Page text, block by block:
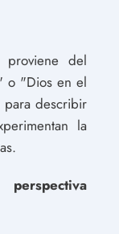
proviene del
o "Dios en el
describir
la